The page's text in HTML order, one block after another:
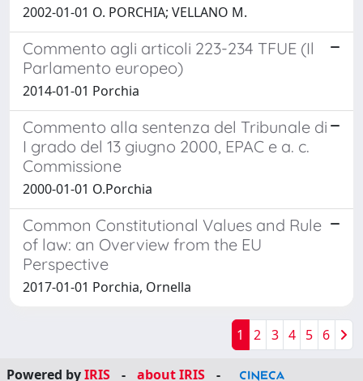
2002-01-01 O. PORCHIA; VELLANO M.
Commento agli articoli 223-234 TFUE (Il
Parlamento europeo)
2014-01-01 Porchia
Commento alla sentenza del Tribunale di
I grado del 13 giugno 2000, EPAC e a. c.
Commissione
2000-01-01 O.Porchia
Common Constitutional Values and Rule
of law: an Overview from the EU
Perspective
2017-01-01 Porchia, Ornella
1 2 3 4 5 6
Powered byIRIS - about IRIS -